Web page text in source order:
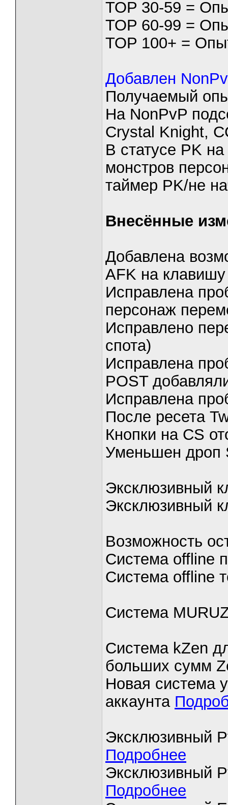
TOP 30-59 =
TOP 60-99 =
TOP 100+ =
Добавлен
Получаемый
На NonPvP
Crystal Knight,
В статусе PK
монстров
таймер PK/не
Внесённые
Добавлена
AFK на
Исправлена
персонаж
Исправлено
спота)
Исправлена
POST
Исправлена
После ресета
Кнопки на CS
Уменьшен дроп
Эксклюзивный
Эксклюзивный
Возможность
Система offline
Система offline
Система
Система kZen
больших сумм
Новая система
аккаунта
Эксклюзивный
Подробнее
Эксклюзивный
Подробнее